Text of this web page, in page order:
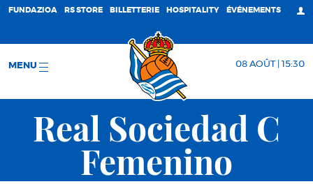
FUNDAZIOA RS STORE BILLETTERIE HOSPITALITY ÉVÉNEMENTS
MENU 08 AOÛT | 15:30
Real Sociedad C
Femenino